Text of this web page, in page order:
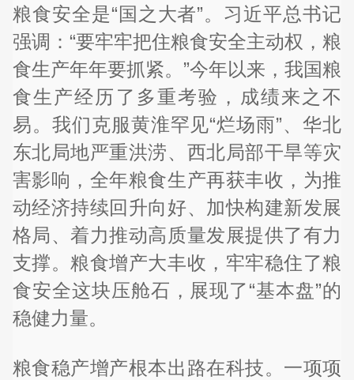
粮食安全是“国之大者”。习近平总书记
强调：“要牢牢把住粮食安全主动权，粮
食生产年年要抓紧。”今年以来，我国粮
食生产经历了多重考验，成绩来之不
易。我们克服黄淮罕见“烂场雨”、华北
东北局地严重洪涝、西北局部干旱等灾
害影响，全年粮食生产再获丰收，为推
动经济持续回升向好、加快构建新发展
格局、着力推动高质量发展提供了有力
支撑。粮食增产大丰收，牢牢稳住了粮
食安全这块压舱石，展现了“基本盘”的
稳健力量。
粮食稳产增产根本出路在科技。一项项